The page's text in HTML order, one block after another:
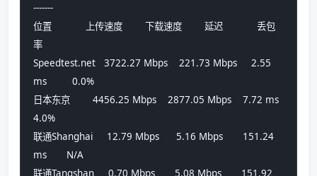
-------
位置            上传速度        下载速度        延迟            丢包
率
Speedtest.net   3722.27 Mbps    221.73 Mbps     2.55
ms         0.0%
日本东京        4456.25 Mbps    2877.05 Mbps    7.72 ms
4.0%
联通Shanghai     12.79 Mbps      5.16 Mbps       151.24
ms       N/A
联通Tangshan     0.70 Mbps       5.08 Mbps       151.92